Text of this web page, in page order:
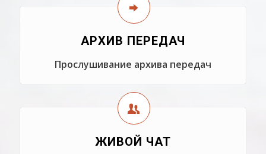
АРХИВ ПЕРЕДАЧ
Прослушивание архива передач
ЖИВОЙ ЧАТ